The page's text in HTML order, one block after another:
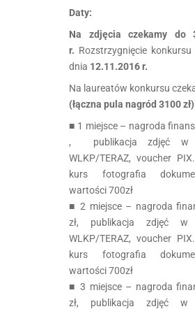
Daty:
Na zdjęcia czekamy do
r. Rozstrzygnięcie
dnia 12.11.2016 r.
Na laureatów konkursu
(łączna pula nagród 3100
■ 1 miejsce – nagroda
, publikacja zdjęć w
WLKP/TERAZ, voucher
kurs fotografia
wartości 700zł
■ 2 miejsce – nagroda
zł, publikacja zdjęć w
WLKP/TERAZ, voucher
kurs fotografia
wartości 700zł
■ 3 miejsce – nagroda
zł, publikacja zdjęć w